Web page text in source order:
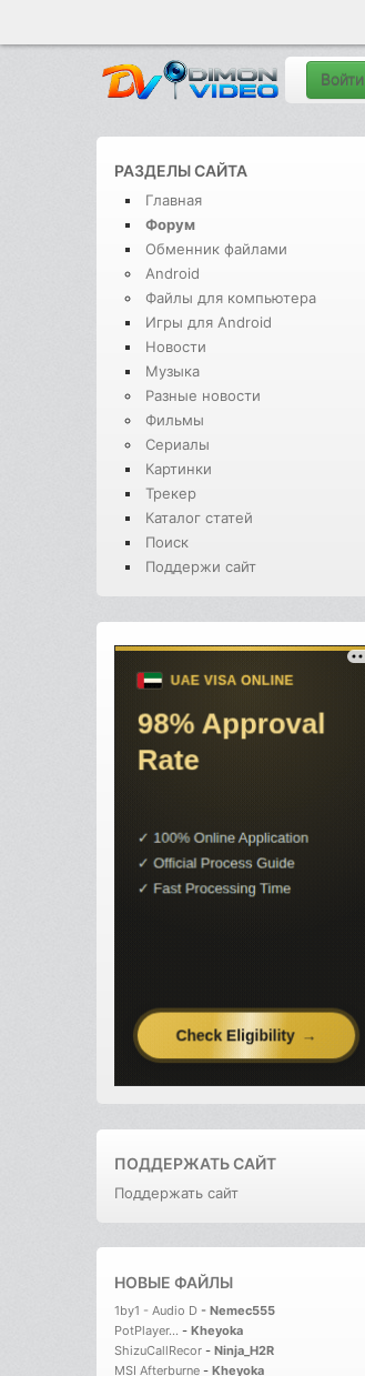
Войти
РАЗДЕЛЫ САЙТА
Главная
Форум
Обменник файлами
Android
Файлы для компьютера
Игры для Android
Новости
Музыка
Разные новости
Фильмы
Сериалы
Картинки
Трекер
Каталог статей
Поиск
Поддержи сайт
ПОДДЕРЖАТЬ САЙТ
Поддержать сайт
НОВЫЕ ФАЙЛЫ
1by1 - Audio D - Nemec555
PotPlayer... - Kheyoka
ShizuCallRecor - Ninja_H2R
MSI Afterburne - Kheyoka